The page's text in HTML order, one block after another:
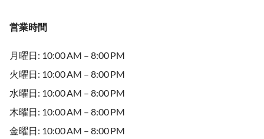
営業時間
月曜日: 10:00 AM – 8:00 PM
火曜日: 10:00 AM – 8:00 PM
水曜日: 10:00 AM – 8:00 PM
木曜日: 10:00 AM – 8:00 PM
金曜日: 10:00 AM – 8:00 PM